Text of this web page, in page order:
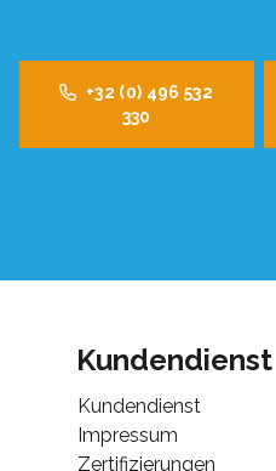
+32 (0) 496 532
330
Kundendienst
Kundendienst
Impressum
Zertifizierungen